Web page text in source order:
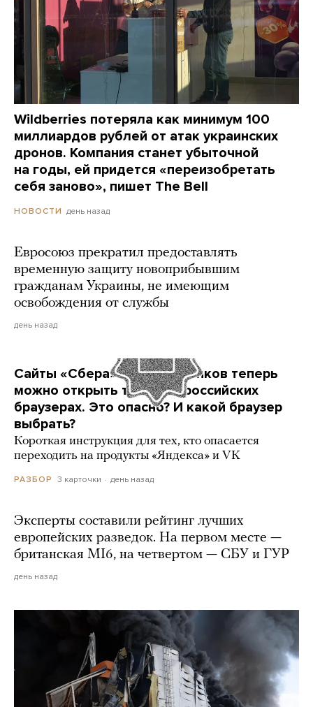
Wildberries потеряла как минимум 100
миллиардов рублей от атак украинских
дронов. Компания станет убыточной
на годы, ей придется «переизобретать
себя заново», пишет The Bell
НОВОСТИ день назад
Евросоюз прекратил предоставлять
временную защиту новоприбывшим
гражданам Украины, не имеющим
освобождения от службы
день назад
Сайты «Сбера» и других банков теперь
можно открыть только в российских
браузерах. Это опасно? И какой браузер
выбрать?
Короткая инструкция для тех, кто опасается
переходить на продукты «Яндекса» и VK
РАЗБОР 3 карточки день назад
Эксперты составили рейтинг лучших
европейских разведок. На первом месте —
британская MI6, на четвертом — СБУ и ГУР
день назад